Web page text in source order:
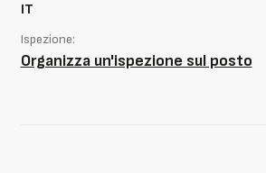
IT
Ispezione:
Organizza un'ispezione sul posto